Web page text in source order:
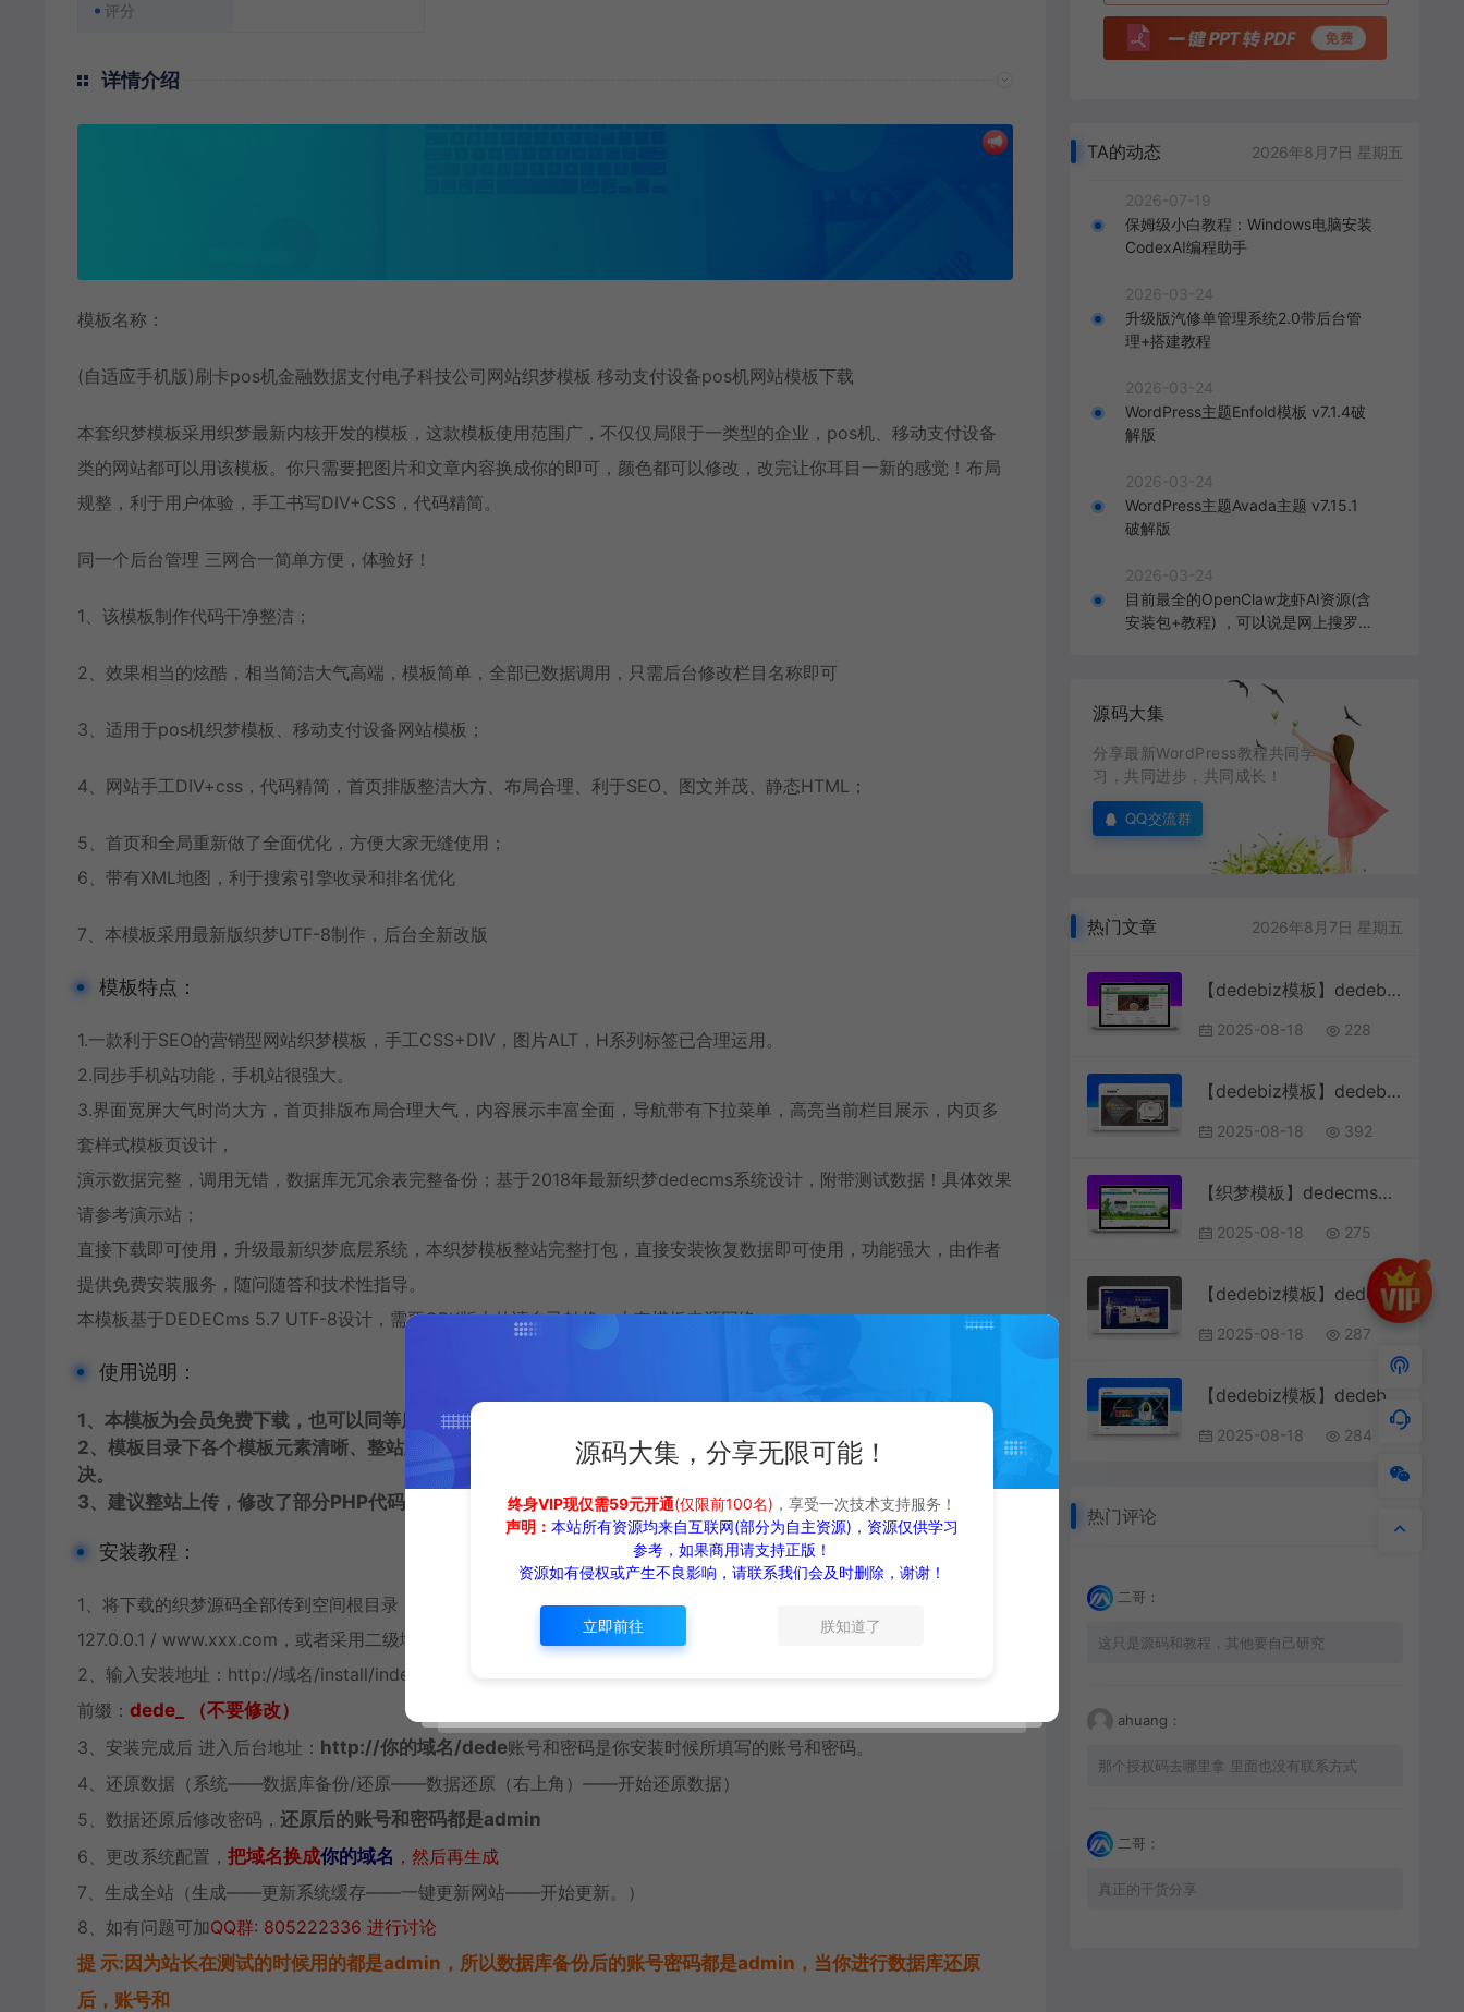
评分
详情介绍
模板名称：
(自适应手机版)刷卡pos机金融数据支付电子科技公司网站织梦模板 移动支付设备pos机网站模板下载
本套织梦模板采用织梦最新内核开发的模板，这款模板使用范围广，不仅仅局限于一类型的企业，pos机、移动支付设备
类的网站都可以用该模板。你只需要把图片和文章内容换成你的即可，颜色都可以修改，改完让你耳目一新的感觉！布局
规整，利于用户体验，手工书写DIV+CSS，代码精简。
同一个后台管理 三网合一简单方便，体验好！
1、该模板制作代码干净整洁；
2、效果相当的炫酷，相当简洁大气高端，模板简单，全部已数据调用，只需后台修改栏目名称即可
3、适用于pos机织梦模板、移动支付设备网站模板；
4、网站手工DIV+css，代码精简，首页排版整洁大方、布局合理、利于SEO、图文并茂、静态HTML；
5、首页和全局重新做了全面优化，方便大家无缝使用；
6、带有XML地图，利于搜索引擎收录和排名优化
7、本模板采用最新版织梦UTF-8制作，后台全新改版
模板特点：
1.一款利于SEO的营销型网站织梦模板，手工CSS+DIV，图片ALT，H系列标签已合理运用。
2.同步手机站功能，手机站很强大。
3.界面宽屏大气时尚大方，首页排版布局合理大气，内容展示丰富全面，导航带有下拉菜单，高亮当前栏目展示，内页多
套样式模板页设计，
演示数据完整，调用无错，数据库无冗余表完整备份；基于2018年最新织梦dedecms系统设计，附带测试数据！具体效果
请参考演示站；
直接下载即可使用，升级最新织梦底层系统，本织梦模板整站完整打包，直接安装恢复数据即可使用，功能强大，由作者
提供免费安装服务，随问随答和技术性指导。
本模板基于DEDECms 5.7 UTF-8设计，需要GBK版本的请自己转换。本套模板来源网络。
使用说明：
1、本模板为会员免费下载，也可以同等质量模板互换(
2、模板目录下各个模板元素清晰、整站直接还原即可使用！如有问题请联系
源码大集管理员QQ: 53497555
决。
3、建议整站上传，修改了部分PHP代码，否则容易出现错误或乱码。
安装教程：
1、将下载的织梦源码全部传到空间根目录，由于有很多人反应安装后首页样式都乱的，（强烈要求安装到根目录，如：
127.0.0.1 / www.xxx.com，或者采用二级域名。不要安装到二级目录：127.0.0.1/web/）
2、输入安装地址：http://域名/install/index.php（如果出现
前缀： dede_ （不要修改）
3、安装完成后 进入后台地址： http://你的域名/dede账号和密码是你安装时候所填写的账号和密码。
4、还原数据（系统——数据库备份/还原——数据还原（右上角）——开始还原数据）
5、数据还原后修改密码， 还原后的账号和密码都是admin
6、更改系统配置， 把域名换成你的域名 ，然后再生成
7、生成全站（生成——更新系统缓存——一键更新网站——开始更新。）
8、如有问题可加QQ群: 805222336 进行讨论
提 示:因为站长在测试的时候用的都是admin，所以数据库备份后的账号密码都是admin，当你进行数据库还原
后，账号和
TA的动态 2026年8月7日 星期五
2026-07-19
保姆级小白教程：Windows电脑安装
CodexAI编程助手
2026-03-24
升级版汽修单管理系统2.0带后台管
理+搭建教程
2026-03-24
WordPress主题Enfold模板 v7.1.4破
解版
2026-03-24
WordPress主题Avada主题 v7.15.1
破解版
2026-03-24
目前最全的OpenClaw龙虾AI资源(含
安装包+教程) ，可以说是网上搜罗的
源码大集
分享最新WordPress教程共同学
习，共同进步，共同成长！
QQ交流群
热门文章 2026年8月7日 星期五
【dedebiz模板】dedebiz响应式茶叶新闻资讯类网站织梦模板(自适应手机)
2025-08-18 228
【dedebiz模板】dedebiz响应式餐具类网站织梦模板利于SEO优化
2025-08-18 392
【织梦模板】dedecms环保废气废水处理工程类网站织梦模板(带手机端)
2025-08-18 275
【dedebiz模板】dedebiz响应式智能家居橱柜设计类网站织梦模板
2025-08-18 287
2025-08-18 284
热门评论
二哥：
这只是源码和教程，其他要自己研究
ahuang：
那个授权码去哪里拿 里面也没有联系方式
二哥：
真正的干货分享
源码大集，分享无限可能！
终身VIP现仅需59元开通(仅限前100名) ，享受一次技术支持服务！
声明： 本站所有资源均来自互联网(部分为自主资源)，资源仅供学习
参考，如果商用请支持正版！
资源如有侵权或产生不良影响，请联系我们会及时删除，谢谢！
立即前往 朕知道了